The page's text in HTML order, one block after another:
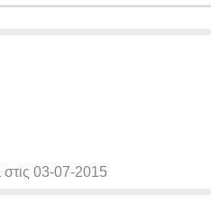
στις 03-07-2015